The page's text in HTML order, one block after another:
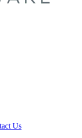
Us